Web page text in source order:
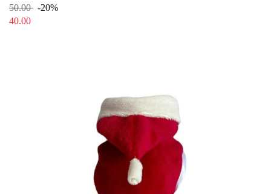
50.00
-20%
40.00